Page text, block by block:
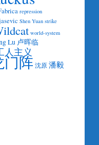
repression
Shen Yuan strike
world-system
Lu 卢晖临
人主义
门阵 沈原潘毅